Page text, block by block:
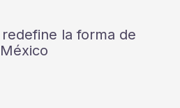
la forma de